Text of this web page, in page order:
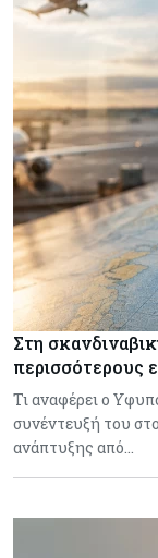
Στη
περισσότερους
Τι αναφέρει ο
συνέντευξή του
ανάπτυξης από…